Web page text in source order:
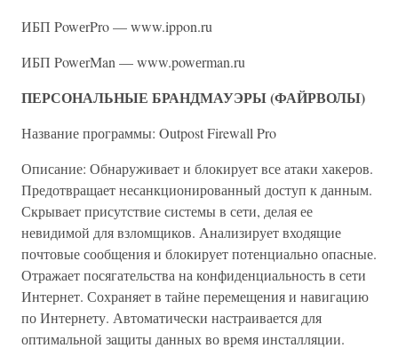
ИБП PowеrPro — www.ippon.ru
ИБП PowеrMan — www.powеrman.ru
ПЕРСОНАЛЬНЫЕ БРАНДМАУЭРЫ (ФАЙРВОЛЫ)
Название программы: Outpost Firewall Pro
Описание: Обнаруживает и блокирует все атаки хакеров.
Предотвращает несанкционированный доступ к данным.
Скрывает присутствие системы в сети, делая ее
невидимой для взломщиков. Анализирует входящие
почтовые сообщения и блокирует потенциально опасные.
Отражает посягательства на конфиденциальность в сети
Интернет. Сохраняет в тайне перемещения и навигацию
по Интернету. Автоматически настраивается для
оптимальной защиты данных во время инсталляции.